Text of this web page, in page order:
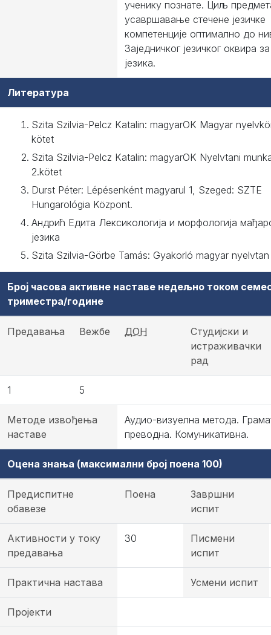
ученику познате. Циљ
усавршавање стечене језичке
компетенције оптимално до
Заједничког језичког оквира
језика.
Литература
Szita Szilvia-Pelcz Katalin: magyarOK Magyar
kötet
Szita Szilvia-Pelcz Katalin: magyarOK Nyelvtani
2.kötet
Durst Péter: Lépésenként magyarul 1, Szeged: SZTE
Hungarológia Központ.
Андрић Едита Лексикологија и морфологија
језика
Szita Szilvia-Görbe Tamás: Gyakorló magyar nyelvtan
Број часова активне наставе недељно током
триместра/године
Предавања Вежбе ДОН
Студијски и
истраживачки
рад
1 5
Методе извођења
наставе
Аудио-визуелна метода.
преводна. Комуникативна.
Оцена знања (максимални број поена 100)
Предиспитне
обавезе
Поена
Завршни
испит
Активности у току
предавања
30
Писмени
испит
Практична настава Усмени испит
Пројекти